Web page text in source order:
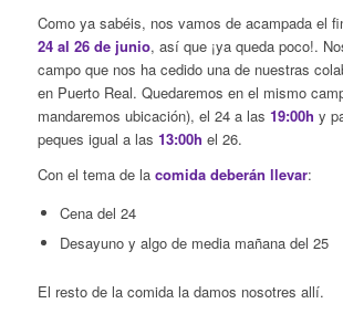
Como ya sabéis, nos vamos de acampada el
24 al 26 de junio, así que ¡ya queda poco!.
campo que nos ha cedido una de nuestras
en Puerto Real. Quedaremos en el mismo
mandaremos ubicación), el 24 a las 19:00h y
peques igual a las 13:00h el 26.
Con el tema de la comida deberán llevar:
Cena del 24
Desayuno y algo de media mañana del 25
El resto de la comida la damos nosotres allí.